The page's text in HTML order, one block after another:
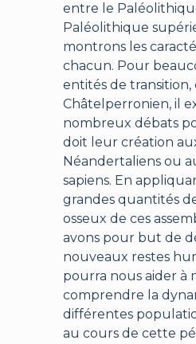
entre le
Paléolithique
montrons les
chacun. Pour
entités de transition,
Châtelperronien, il
nombreux débats
doit leur création
Néandertaliens ou
sapiens. En
grandes quantités
osseux de ces
avons pour but de
nouveaux restes
pourra nous aider à
comprendre la
différentes
au cours de cette